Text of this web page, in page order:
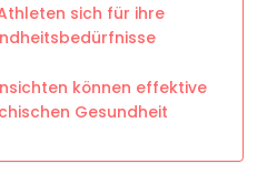
sich für ihre
können effektive
Gesundheit